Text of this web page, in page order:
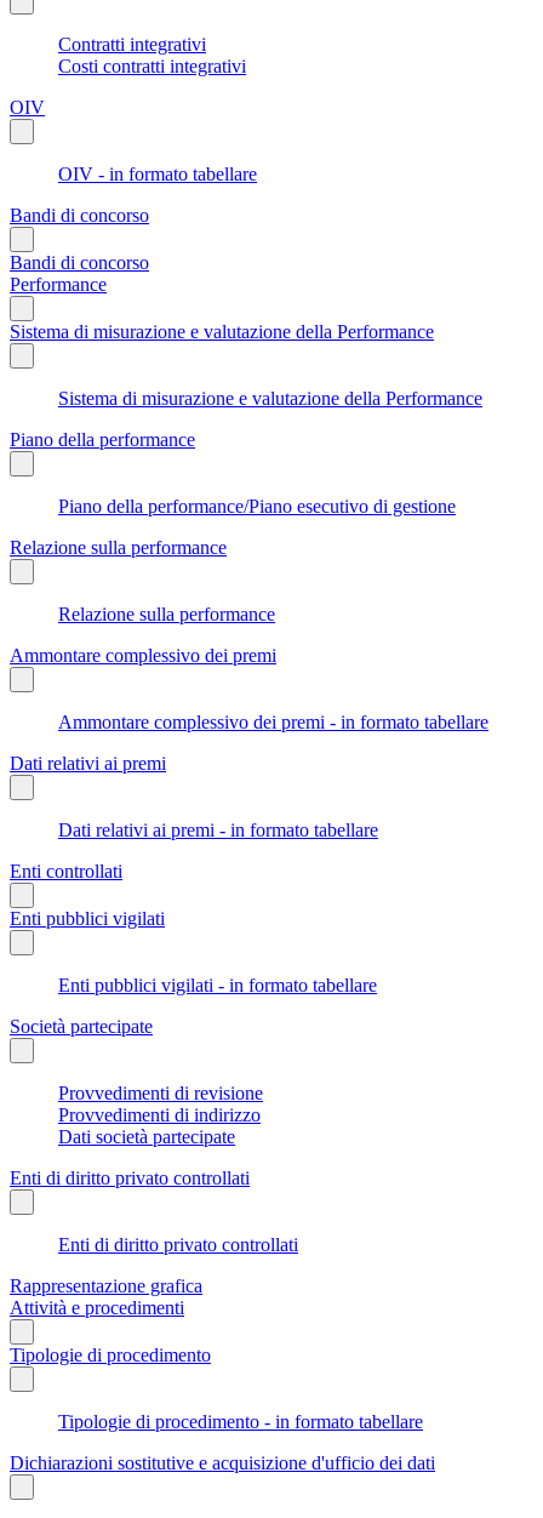
Contratti integrativi
Costi contratti integrativi
OIV
OIV - in formato tabellare
Bandi di concorso
Bandi di concorso
Performance
Sistema di misurazione e valutazione della Performance
Sistema di misurazione e valutazione della Performance
Piano della performance
Piano della performance/Piano esecutivo di gestione
Relazione sulla performance
Relazione sulla performance
Ammontare complessivo dei premi
Ammontare complessivo dei premi - in formato tabellare
Dati relativi ai premi
Dati relativi ai premi - in formato tabellare
Enti controllati
Enti pubblici vigilati
Enti pubblici vigilati - in formato tabellare
Società partecipate
Provvedimenti di revisione
Provvedimenti di indirizzo
Dati società partecipate
Enti di diritto privato controllati
Enti di diritto privato controllati
Rappresentazione grafica
Attività e procedimenti
Tipologie di procedimento
Tipologie di procedimento - in formato tabellare
Dichiarazioni sostitutive e acquisizione d'ufficio dei dati